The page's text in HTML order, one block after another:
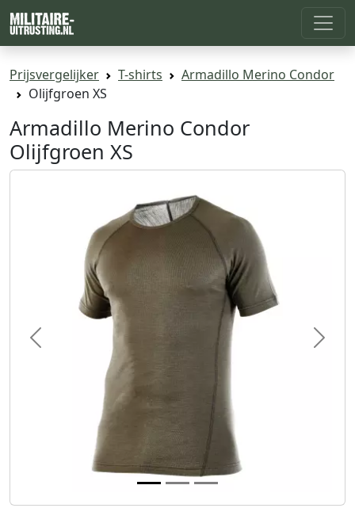
Prijsvergelijker T-shirts
Armadillo Merino Condor
Olijfgroen XS
Armadillo Merino Condor
Olijfgroen XS
Previous Next